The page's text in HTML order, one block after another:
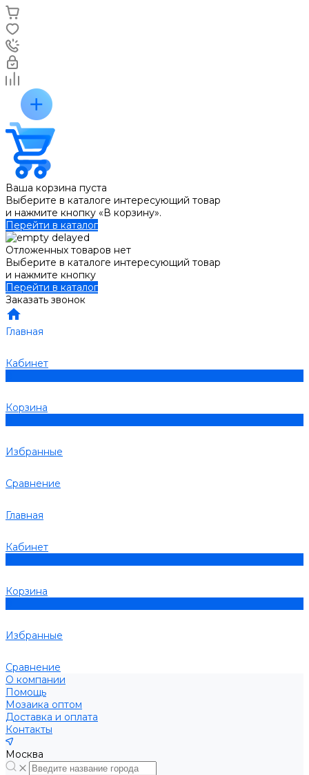
Ваша корзина пуста
Выберите в каталоге интересующий товар
и нажмите кнопку «В корзину».
Перейти в каталог
Отложенных товаров нет
Выберите в каталоге интересующий товар
и нажмите кнопку
Перейти в каталог
Заказать звонок
Главная
Кабинет
Корзина
Избранные
Сравнение
Главная
Кабинет
Корзина
Избранные
Сравнение
О компании
Помощь
Мозаика оптом
Доставка и оплата
Контакты
Москва